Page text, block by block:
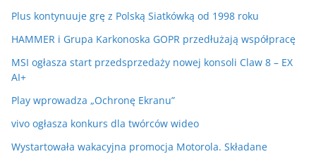
Plus kontynuuje grę z Polską Siatkówką od 1998 roku
HAMMER i Grupa Karkonoska GOPR przedłużają współpracę
MSI ogłasza start przedsprzedaży nowej konsoli Claw 8 – EX
AI+
Play wprowadza „Ochronę Ekranu”
vivo ogłasza konkurs dla twórców wideo
Wystartowała wakacyjna promocja Motorola. Składane